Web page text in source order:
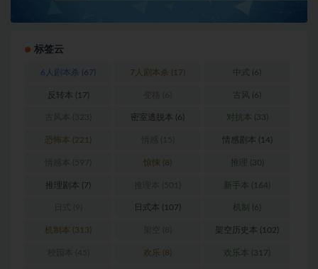
标签云
6人剧本杀 (67) 7人剧本杀 (17) 中式 (6)
反转本 (17) 古风 (6)
密室逃脱本 (6) 对抗本 (33)
恐怖本 (221) 情感剧本 (14)
惊悚 (8) 推理 (30)
推理剧本 (7) 新手本 (164)
日式本 (107) 机制 (6)
机制本 (313) 架空历史本 (102)
欢乐 (8) 欢乐本 (317)